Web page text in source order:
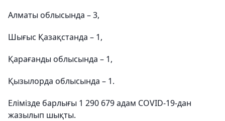
Алматы облысында – 3,
Шығыс Қазақстанда – 1,
Қарағанды ​​облысында – 1,
Қызылорда облысында – 1.
Елімізде барлығы 1 290 679 адам COVID-19-дан
жазылып шықты.